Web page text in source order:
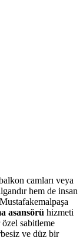
camları veya
hem de insan
asansörü hizmeti
özel sabitleme
ve düz bir